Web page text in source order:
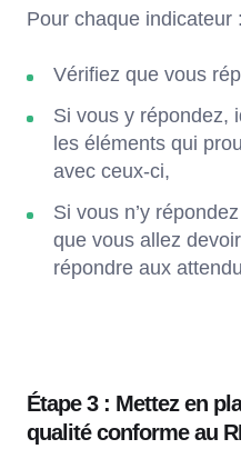
Pour chaque indicateur :
Vérifiez que vous
Si vous y répondez,
les éléments qui
avec ceux-ci,
Si vous n’y
que vous allez
répondre aux
Étape 3 : Mettez en
qualité conforme au